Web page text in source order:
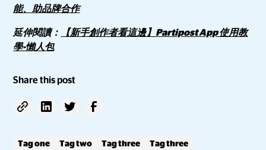
能、助品牌合作
延伸閱讀：
【新手創作者看這邊】Partipost App 使用教
學-懶人包
Share this post
Tag one Tag two Tag three Tag three